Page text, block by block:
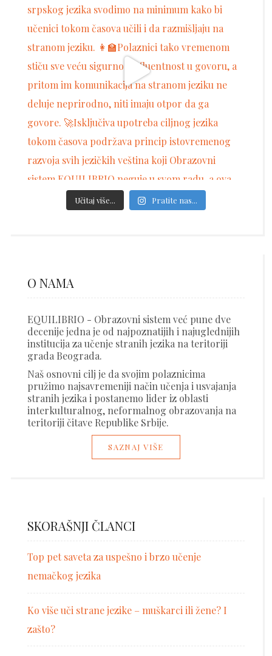
Učitaj više... Pratite nas...
O NAMA
EQUILIBRIO - Obrazovni sistem već pune dve
decenije jedna je od najpoznatijih i najuglednijih
institucija za učenje stranih jezika na teritoriji
grada Beograda.
Naš osnovni cilj je da svojim polaznicima
pružimo najsavremeniji način učenja i usvajanja
stranih jezika i postanemo lider iz oblasti
interkulturalnog, neformalnog obrazovanja na
teritoriji čitave Republike Srbije.
SAZNAJ VIŠE
SKORAŠNJI ČLANCI
Top pet saveta za uspešno i brzo učenje
nemačkog jezika
Ko više uči strane jezike – muškarci ili žene? I
zašto?